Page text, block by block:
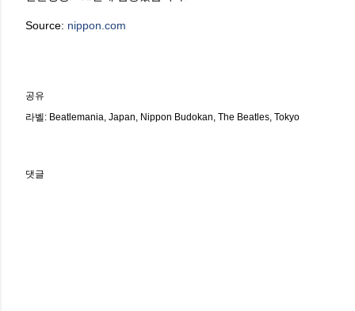
Source: nippon.com
공유
라벨: Beatlemania Japan Nippon Budokan The Beatles Tokyo
댓글